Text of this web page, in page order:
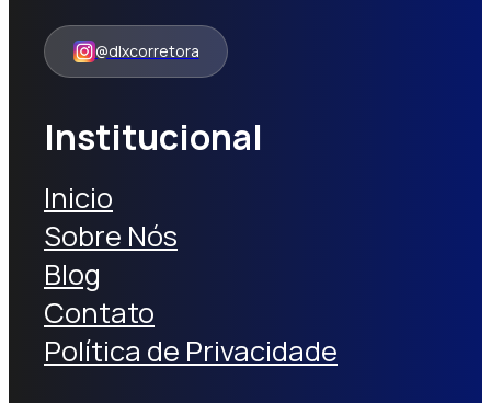
@dlxcorretora
Institucional
Inicio
Sobre Nós
Blog
Contato
Política de Privacidade